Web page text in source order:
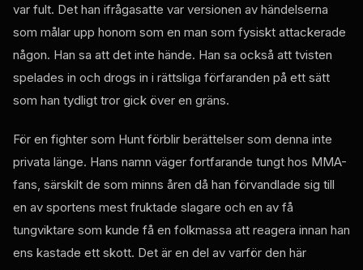
var fult. Det han ifrågasatte var versionen av händelserna
som målar upp honom som en man som fysiskt attackerade
någon. Han sa att det inte hände. Han sa också att tvisten
spelades in och drogs in i rättsliga förfaranden på ett sätt
som han tydligt tror gick över en gräns.
För en fighter som Hunt förblir berättelser som denna inte
privata länge. Hans namn väger fortfarande tungt hos MMA-
fans, särskilt de som minns åren då han förvandlade sig till
en av sportens mest fruktade slagare och en av få
tungviktare som kunde få en folkmassa att reagera innan han
ens kastade ett skott. Det är en del av varför den här